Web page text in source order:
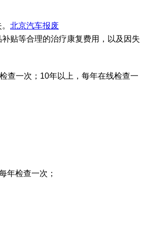
北京汽车报废
贴等合理的治疗康复费用，以及因失
查一次；10年以上，每年在线检查一
年检查一次；